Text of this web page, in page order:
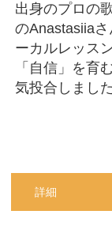
出身のプロの
のAnastasiia
ーカルレッス
「自信」を育
気投合しました
詳細